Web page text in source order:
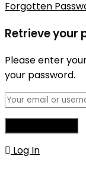
Forgotten
Retrieve your
Please enter
your password.
Log In